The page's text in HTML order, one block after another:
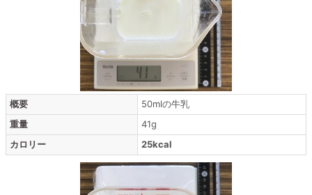
概要
50mlの牛乳
重量
41g
カロリー
25kcal